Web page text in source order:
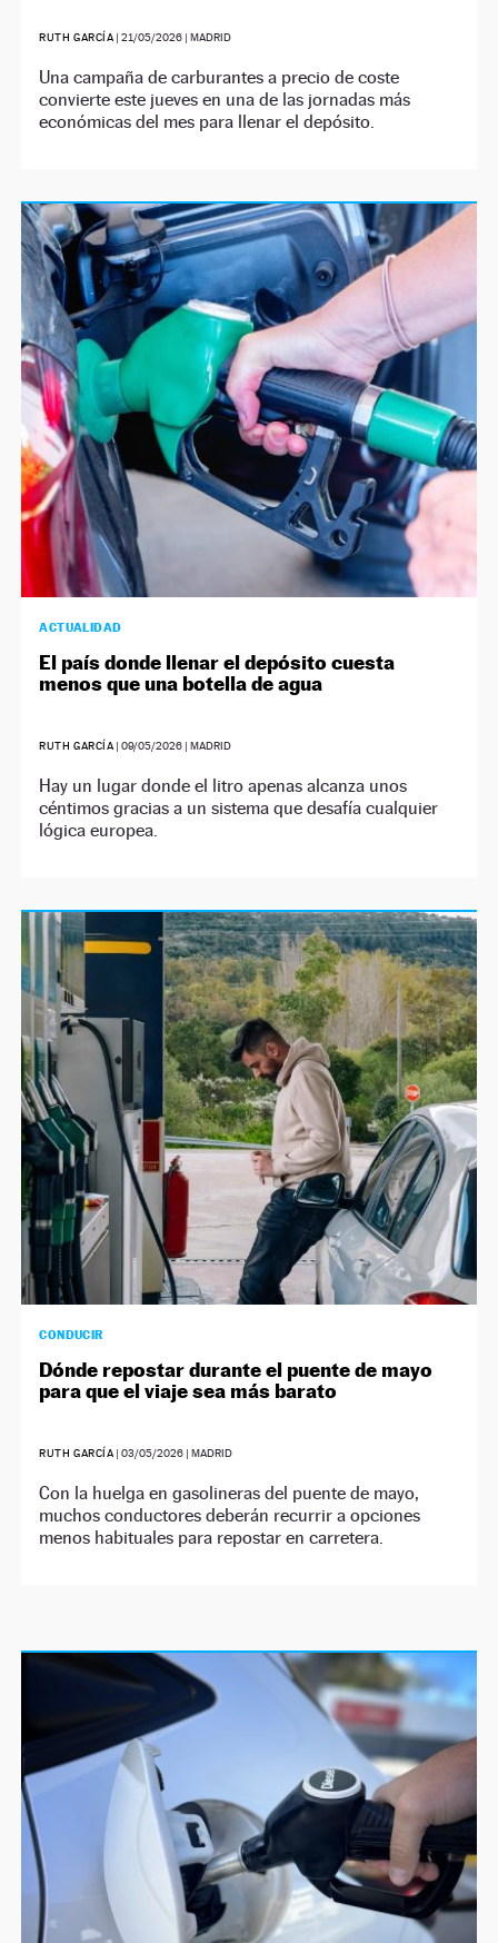
RUTH GARCÍA |21/05/2026 | MADRID
Una campaña de carburantes a precio de coste
convierte este jueves en una de las jornadas más
económicas del mes para llenar el depósito.
ACTUALIDAD
El país donde llenar el depósito cuesta
menos que una botella de agua
RUTH GARCÍA |09/05/2026 | MADRID
Hay un lugar donde el litro apenas alcanza unos
céntimos gracias a un sistema que desafía cualquier
lógica europea.
CONDUCIR
Dónde repostar durante el puente de mayo
para que el viaje sea más barato
RUTH GARCÍA |03/05/2026 | MADRID
Con la huelga en gasolineras del puente de mayo,
muchos conductores deberán recurrir a opciones
menos habituales para repostar en carretera.